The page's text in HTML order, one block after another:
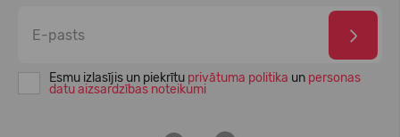
Esmu izlasījis un piekrītu privātuma politika un personas
datu aizsardzības noteikumi